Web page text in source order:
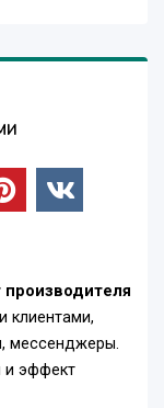
клиентами,
мессенджеры.
и эффект